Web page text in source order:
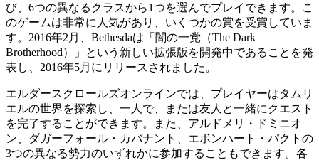
び、6つの異なるクラスから1つを選んでプレイできます。こ
のゲームは非常に人気があり、いくつかの賞を受賞していま
す。2016年2月、Bethesdaは「闇の一党（The Dark
Brotherhood）」という新しい拡張版を開発中であることを発
表し、2016年5月にリリースされました。
エルダースクロールズオンラインでは、プレイヤーはタムリ
エルの世界を探索し、一人で、または友人と一緒にクエスト
を完了することができます。また、アルドメリ・ドミニオ
ン、ダガーフォール・カバナント、エボンハート・パクトの
3つの異なる勢力のいずれかに参加することもできます。各